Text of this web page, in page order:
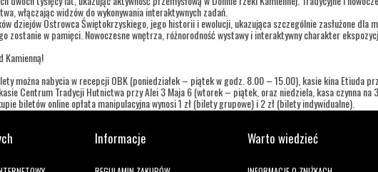
włączając widzów do wykonywania interaktywnych zadań.
dziejów Ostrowca Świętokrzyskiego, jego historii i ewolucji, ukazująca szczególnie zasłużone
w pamięci. Nowoczesne wnętrza, różnorodność wystawy i interaktywny charakter
Kamienną!
można nabycia w recepcji OBK (poniedziałek – piątek w godz. 8.00 – 15.00), kasie kina Etiuda
Centrum Tradycji Hutnictwa przy Alei 3 Maja 6 (wtorek – piątek, oraz niedziela, kasa czynna
biletów online opłata manipulacyjna wynosi 1 zł (bilety grupowe) i 2 zł (bilety indywidualne).
Informacje Warto wiedzieć